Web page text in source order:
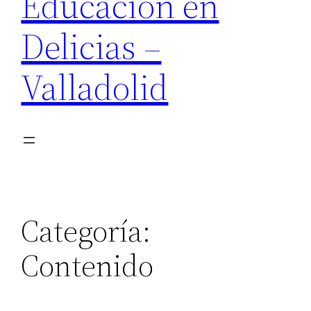
Delicias –
Valladolid
Categoría:
Contenido